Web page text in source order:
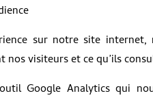
sur notre site
nos visiteurs et ce qu’ils
Google Analytics qui